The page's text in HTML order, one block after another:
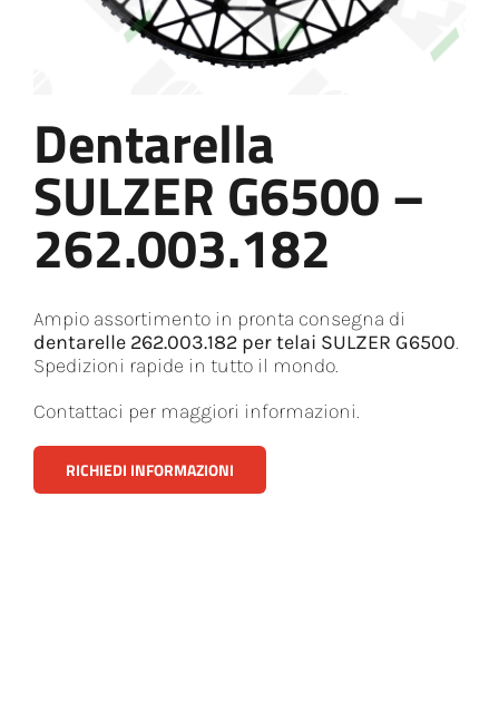
Dentarella
SULZER G6500 –
262.003.182
Ampio assortimento in pronta consegna di
dentarelle 262.003.182 per telai SULZER G6500.
Spedizioni rapide in tutto il mondo.
Contattaci per maggiori informazioni.
RICHIEDI INFORMAZIONI